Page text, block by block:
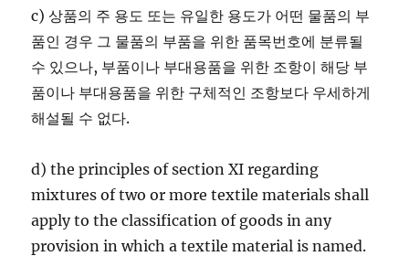
c) 상품의 주 용도 또는 유일한 용도가 어떤 물품의 부
품인 경우 그 물품의 부품을 위한 품목번호에 분류될
수 있으나, 부품이나 부대용품을 위한 조항이 해당 부
품이나 부대용품을 위한 구체적인 조항보다 우세하게
해설될 수 없다.
d) the principles of section XI regarding
mixtures of two or more textile materials shall
apply to the classification of goods in any
provision in which a textile material is named.